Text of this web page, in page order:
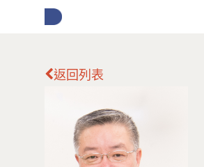
按下Enter開始搜尋，或Esc關
返回列表